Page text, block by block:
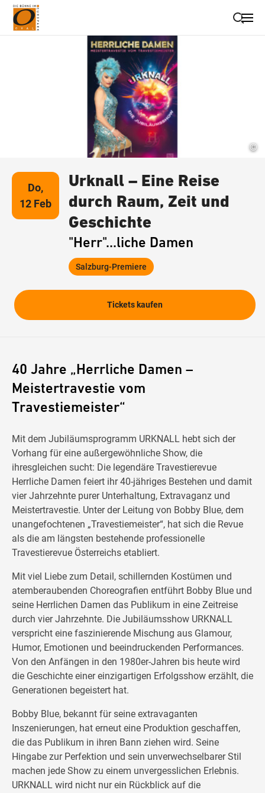
Suche schließen
Wegbeschreibung erhalten
©
Do,
12 Feb
Urknall – Eine Reise
durch Raum, Zeit und
Geschichte
"Herr"...liche Damen
Salzburg-Premiere
Tickets kaufen
40 Jahre „Herrliche Damen –
Meistertravestie vom
Travestiemeister“
Mit dem Jubiläumsprogramm URKNALL hebt sich der
Vorhang für eine außergewöhnliche Show, die
ihresgleichen sucht: Die legendäre Travestierevue
Herrliche Damen feiert ihr 40-jähriges Bestehen und damit
vier Jahrzehnte purer Unterhaltung, Extravaganz und
Meistertravestie. Unter der Leitung von Bobby Blue, dem
unangefochtenen „Travestiemeister“, hat sich die Revue
als die am längsten bestehende professionelle
Travestierevue Österreichs etabliert.
Mit viel Liebe zum Detail, schillernden Kostümen und
atemberaubenden Choreografien entführt Bobby Blue und
seine Herrlichen Damen das Publikum in eine Zeitreise
durch vier Jahrzehnte. Die Jubiläumsshow URKNALL
verspricht eine faszinierende Mischung aus Glamour,
Humor, Emotionen und beeindruckenden Performances.
Von den Anfängen in den 1980er-Jahren bis heute wird
die Geschichte einer einzigartigen Erfolgsshow erzählt, die
Generationen begeistert hat.
Bobby Blue, bekannt für seine extravaganten
Inszenierungen, hat erneut eine Produktion geschaffen,
die das Publikum in ihren Bann ziehen wird. Seine
Hingabe zur Perfektion und sein unverwechselbarer Stil
machen jede Show zu einem unvergesslichen Erlebnis.
URKNALL wird nicht nur ein Rückblick auf die